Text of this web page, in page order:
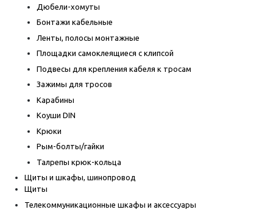
Дюбели-хомуты
Бонтажи кабельные
Ленты, полосы монтажные
Площадки самоклеящиеся с клипсой
Подвесы для крепления кабеля к тросам
Зажимы для тросов
Карабины
Коуши DIN
Крюки
Рым-болты/гайки
Талрепы крюк-кольца
Щиты и шкафы, шинопровод
Щиты
Телекоммуникационные шкафы и аксессуары